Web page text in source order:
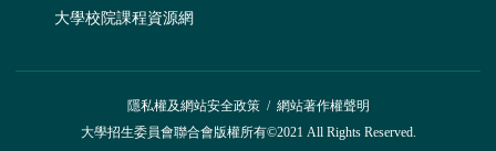
大學校院課程資源網
隱私權及網站安全政策/ 網站著作權聲明
大學招生委員會聯合會版權所有©2021 All Rights Reserved.